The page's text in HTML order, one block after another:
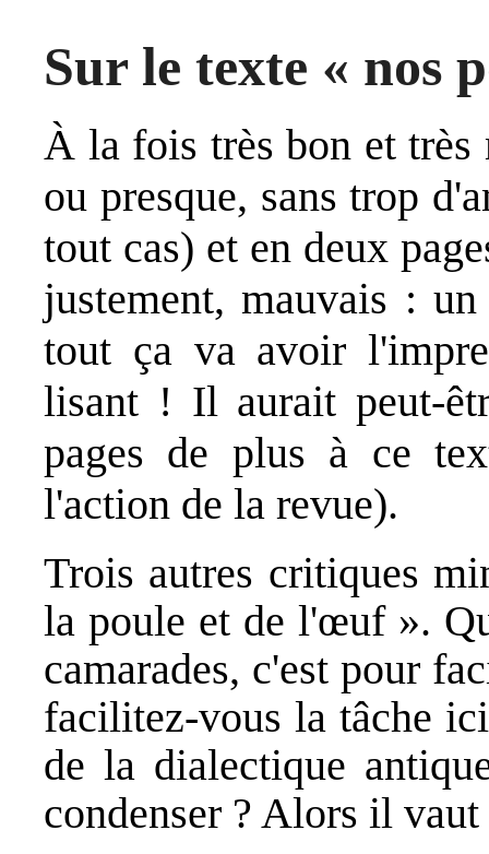
Sur le texte « nos
À la fois très bon et
ou presque, sans trop
tout cas) et en deux
justement, mauvais :
tout ça va avoir
lisant ! Il aurait peut-
pages de plus à ce
l'action de la revue).
Trois autres critiques
la poule et de l'œuf ».
camarades, c'est pour
facilitez-vous la tâche
de la dialectique
condenser ? Alors il